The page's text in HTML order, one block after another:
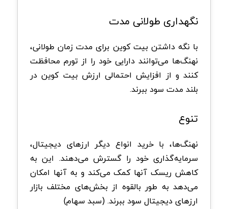
نگهداری طولانی مدت
با نگه داشتن بیت کوین برای مدت زمان طولانی،
نهنگ‌ها می‌توانند دارایی خود را از تورم محافظت
کنند و از افزایش احتمالی ارزش بیت کوین در
بلند مدت سود ببرند.
تنوع
نهنگ‌ها، با خرید انواع دیگر ارزهای دیجیتال،
سرمایه‌گذاری خود را گسترش می‌دهند. این به
کاهش ریسک آنها کمک می‌کند و به آنها امکان
می‌دهد به طور بالقوه از بخش‌های مختلف بازار
ارزهای دیجیتال سود ببرند. (سبد سهام)